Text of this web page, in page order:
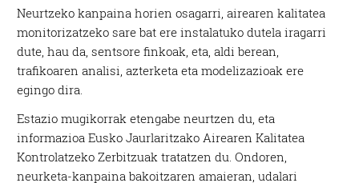
Neurtzeko kanpaina horien osagarri, airearen kalitatea
monitorizatzeko sare bat ere instalatuko dutela iragarri
dute, hau da, sentsore finkoak, eta, aldi berean,
trafikoaren analisi, azterketa eta modelizazioak ere
egingo dira.
Estazio mugikorrak etengabe neurtzen du, eta
informazioa Eusko Jaurlaritzako Airearen Kalitatea
Kontrolatzeko Zerbitzuak tratatzen du. Ondoren,
neurketa-kanpaina bakoitzaren amaieran, udalari